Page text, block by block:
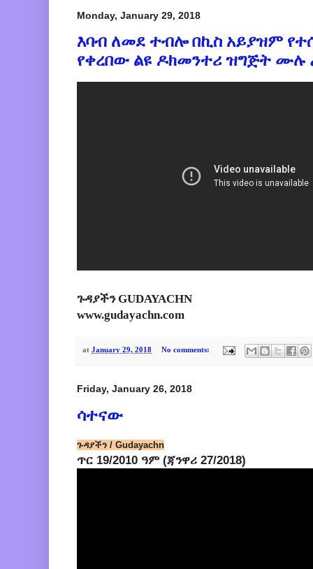
Monday, January 29, 2018
እባብ ለመደ ተብሎ በኪስ አይያዝም
የቀረበው ልዩ ዶክመንተሪ ዝግጅት ሙሉ
ጉዳያችን GUDAYACHN
www.gudayachn.com
at January 29, 2018 No comments:
Friday, January 26, 2018
ሳተናው
ጉዳያችን / Gudayachn
ጥር 19/2010 ዓም (ጃንዋሪ 27/2018)